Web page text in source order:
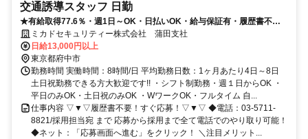
交通誘導スタッフ 日勤
★有給取得77.6％・週1日～OK・日払いOK・給与保証有・履歴書不要
★ ミカドセキュリティー株式会社 蒲田支社
日給13,000円以上
東京都府中市
勤務時間 実働時間：8時間/日 平均勤務日数：1ヶ月あたり4日～8日
土日祝勤務できる方大歓迎です!! ・シフト制勤務・週１日からOK ・
平日のみOK・土日祝のみOK ・WワークOK・フルタイム 自...
仕事内容 ▽▼▽履歴書不要！すぐ応募！▽▼▽ ◆電話：03-5711-
8821/採用担当宛 まで 応募から採用まで全て電話でのやり取り可能！
◆ネット：「応募画面へ進む」をクリック！ ＼注目メリット...